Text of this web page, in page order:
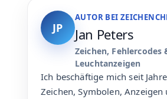
JP
AUTOR BEI
Jan Peters
Zeichen, Fehlercodes
Leuchtanzeigen
Ich beschäftige mich seit
Zeichen, Symbolen, Anzeigen